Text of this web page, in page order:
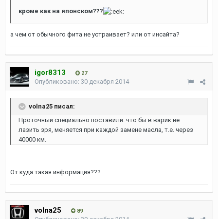
кроме как на японском???
а чем от обычного фита не устраивает? или от инсайта?
igor8313 27
Опубликовано: 30 декабря 2014
volna25 писал:
Проточный специально поставили. что бы в варик не
лазить зря, меняется при каждой замене масла, т.е. через
40000 км.
От куда такая информация???
volna25 89